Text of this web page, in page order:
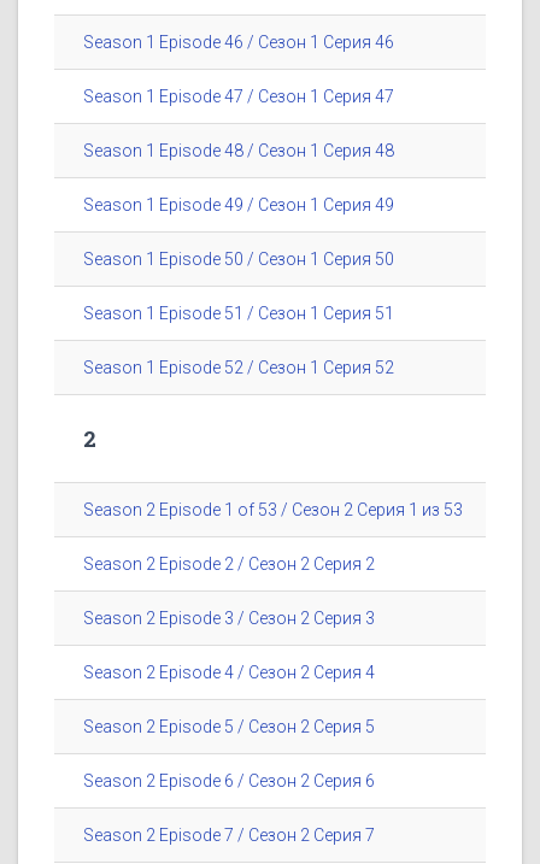
Season 1 Episode 46 / Сезон 1 Серия 46
Season 1 Episode 47 / Сезон 1 Серия 47
Season 1 Episode 48 / Сезон 1 Серия 48
Season 1 Episode 49 / Сезон 1 Серия 49
Season 1 Episode 50 / Сезон 1 Серия 50
Season 1 Episode 51 / Сезон 1 Серия 51
Season 1 Episode 52 / Сезон 1 Серия 52
2
Season 2 Episode 1 of 53 / Сезон 2 Серия 1 из 53
Season 2 Episode 2 / Сезон 2 Серия 2
Season 2 Episode 3 / Сезон 2 Серия 3
Season 2 Episode 4 / Сезон 2 Серия 4
Season 2 Episode 5 / Сезон 2 Серия 5
Season 2 Episode 6 / Сезон 2 Серия 6
Season 2 Episode 7 / Сезон 2 Серия 7